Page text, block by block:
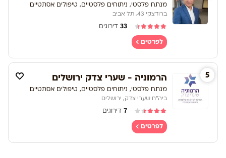
מנתח פלסטי, ניתוחים פלסטיים, טיפולים אסתטיים
ברודצקי 43, תל אביב
33 דירוגים
לפרטים
הרמוניה - שערי צדק ירושלים
מנתח פלסטי, ניתוחים פלסטיים, טיפולים אסתטיים
ביה"ח שערי צדק, ירושלים
7 דירוגים
5
לפרטים